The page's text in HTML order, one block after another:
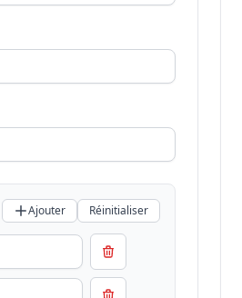
Ajouter Réinitialiser